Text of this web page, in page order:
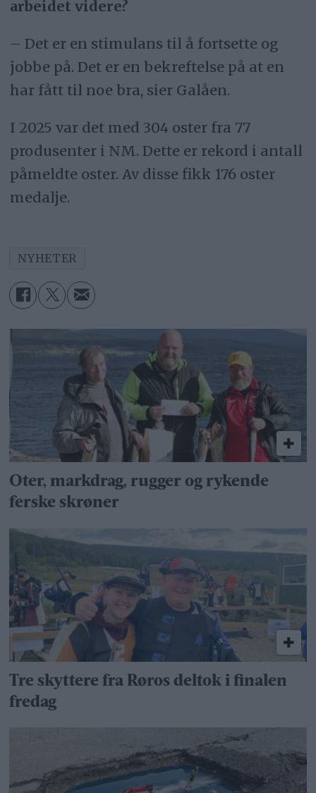
arbeidet videre?
– Det er en stimulans til å fortsette og
jobbe på. Det er en bekreftelse på at en
har fått til noe bra, sier Galåen.
I 2025 var det med 304 oster fra 77
produsenter i NM. Dette er rekord i antall
påmeldte oster. Av disse fikk 176 oster
medalje.
NYHETER
Oter, markdrag, rugger og rykende
ferske skrøner
Tre skyttere fra Røros deltok i finalen
fredag